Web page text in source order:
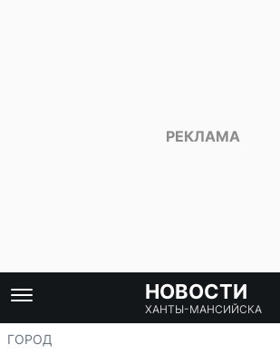
НОВОСТИ
ХАНТЫ-МАНСИЙСКА
ГОРОД